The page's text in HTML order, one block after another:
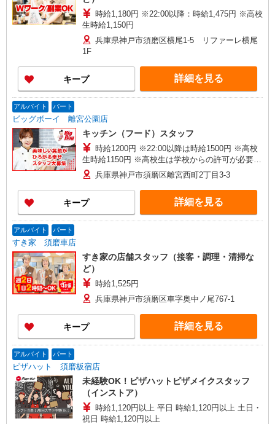
時給1,180円 ※22:00以降：時給1,475円 ※高校
生時給1,150円
兵庫県神戸市須磨区横尾1-5 リファーレ横尾
1F
キープ 詳細を見る
アルバイト パート
ビッグボーイ 離宮公園店
キッチン（フード）スタッフ
時給1200円 ※22:00以降は時給1500円 ※高校
生時給1150円 ※高校生は学校からの許可が必要な
場合、通学中の学校からの許可証が必要となりま
す。
兵庫県神戸市須磨区離宮西町2丁目3-3
キープ 詳細を見る
アルバイト パート
すき家 須磨車店
すき家の店舗スタッフ（接客・調理・清掃な
ど）
時給1,525円
兵庫県神戸市須磨区車字奥中ノ尾767-1
キープ 詳細を見る
アルバイト パート
ピザハット 須磨板宿店
未経験OK！ピザハットピザメイクスタッフ
（インストア）
時給1,120円以上 平日 時給1,120円以上 土日・
祝日 時給1,120円以上